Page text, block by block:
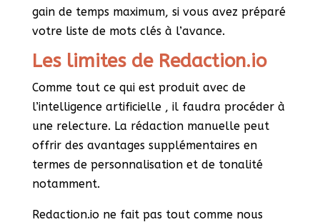
gain de temps maximum, si vous avez préparé
votre liste de mots clés à l’avance.
Les limites de Redaction.io
Comme tout ce qui est produit avec de
l’intelligence artificielle , il faudra procéder à
une relecture. La rédaction manuelle peut
offrir des avantages supplémentaires en
termes de personnalisation et de tonalité
notamment.
Redaction.io ne fait pas tout comme nous